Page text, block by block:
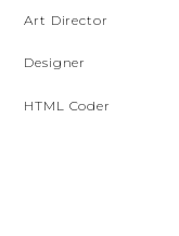
を
Art Director
Designer
HTML Coder